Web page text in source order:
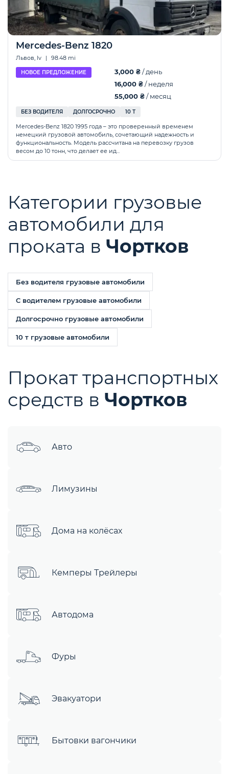
Mercedes-Benz 1820
Львов, lv | 98.48 mi
НОВОЕ ПРЕДЛОЖЕНИЕ 3,000 ₴/ день
16,000 ₴/ неделя
55,000 ₴/ месяц
БЕЗ ВОДИТЕЛЯ ДОЛГОСРОЧНО 10 Т
Mercedes-Benz 1820 1995 года – это проверенный временем
немецкий грузовой автомобиль, сочетающий надежность и
функциональность. Модель рассчитана на перевозку грузов
весом до 10 тонн, что делает ее ид...
Категории грузовые
автомобили для
проката в Чортков
Без водителя грузовые автомобили
С водителем грузовые автомобили
Долгосрочно грузовые автомобили
10 т грузовые автомобили
Прокат транспортных
средств в Чортков
Авто
Лимузины
Дома на колёсах
Кемперы Трейлеры
Автодома
Фуры
Эвакуатори
Бытовки вагончики